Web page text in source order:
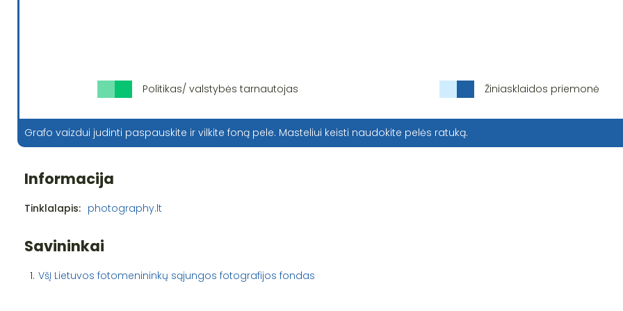
Politikas/ valstybės tarnautojas Žiniasklaidos priemonė
Grafo vaizdui judinti paspauskite ir vilkite foną pele. Masteliui keisti naudokite pelės ratuką.
Informacija
Tinklalapis: photography.lt
Savininkai
1. VšĮ Lietuvos fotomenininkų sąjungos fotografijos fondas